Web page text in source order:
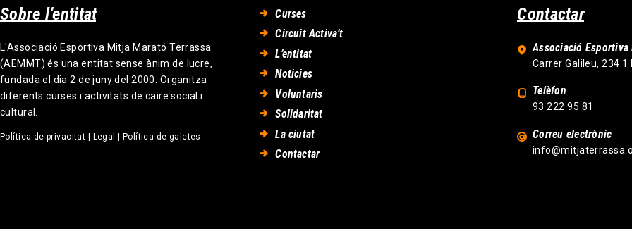
Sobre l’entitat
L'Associació Esportiva Mitja Marató Terrassa
(AEMMT) és una entitat sense ànim de lucre,
fundada el dia 2 de juny del 2000. Organitza
diferents curses i activitats de caire social i
cultural.
Política de privacitat Legal Política de galetes
Curses
Circuit Activa’t
L’entitat
Noticies
Voluntaris
Solidaritat
La ciutat
Contactar
Contactar
Associació Esportiva
Carrer Galileu, 234
Telèfon
93 222 95 81
Correu electrònic